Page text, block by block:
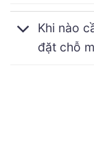
Khi nào
đặt chỗ